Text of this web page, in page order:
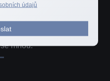
radu?
mnou.
údajů